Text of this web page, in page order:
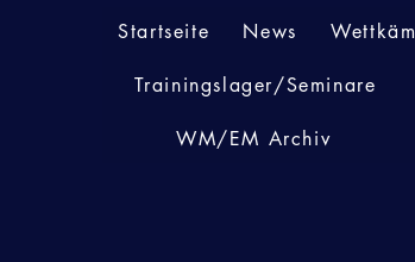
Startseite News
Trainingslager/Seminare
WM/EM Archiv